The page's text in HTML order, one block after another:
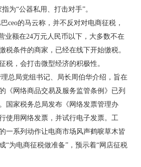
为“公器私用、打击对手”。
的马云称，并不反对对电商征税，
业额在24万元人民币以下，大多数不在
税条件的商家，已经在线下开始缴税。
税，会打击微型经济的积极性。
局党组书记、局长周伯华介绍，旨在
《网络商品交易及服务监管条例》已列
国家税务总局发布《网络发票管理办
使用网络发票，并试行电子发票。工
一系列动作让电商市场风声鹤唳草木皆
“为电商征税做准备”，预示着“网店征税